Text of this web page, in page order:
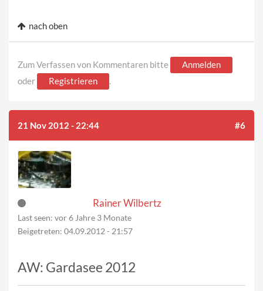
nach oben
Zum Verfassen von Kommentaren bitte
Anmelden
oder
Registrieren .
21 Nov 2012 - 22:44 #6
Rainer Wilbertz
Last seen: vor 6 Jahre 3 Monate
Beigetreten: 04.09.2012 - 21:57
AW: Gardasee 2012